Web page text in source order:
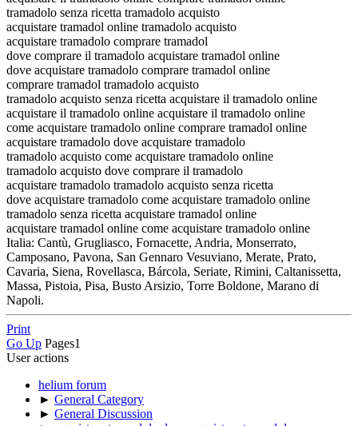
tramadolo senza ricetta tramadolo acquisto
acquistare tramadol online tramadolo acquisto
acquistare tramadolo comprare tramadol
dove comprare il tramadolo acquistare tramadol online
dove acquistare tramadolo comprare tramadol online
comprare tramadol tramadolo acquisto
tramadolo acquisto senza ricetta acquistare il tramadolo online
acquistare il tramadolo online acquistare il tramadolo online
come acquistare tramadolo online comprare tramadol online
acquistare tramadolo dove acquistare tramadolo
tramadolo acquisto come acquistare tramadolo online
tramadolo acquisto dove comprare il tramadolo
acquistare tramadolo tramadolo acquisto senza ricetta
dove acquistare tramadolo come acquistare tramadolo online
tramadolo senza ricetta acquistare tramadol online
acquistare tramadol online come acquistare tramadolo online
Italia: Cantù, Grugliasco, Fornacette, Andria, Monserrato,
Camposano, Pavona, San Gennaro Vesuviano, Merate, Prato,
Cavaria, Siena, Rovellasca, Bárcola, Seriate, Rimini, Caltanissetta,
Massa, Pistoia, Pisa, Busto Arsizio, Torre Boldone, Marano di
Napoli.
Print
Go Up Pages1
User actions
helium forum
► General Category
► General Discussion